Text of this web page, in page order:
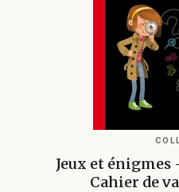
Jeux et énigmes
Cahier de